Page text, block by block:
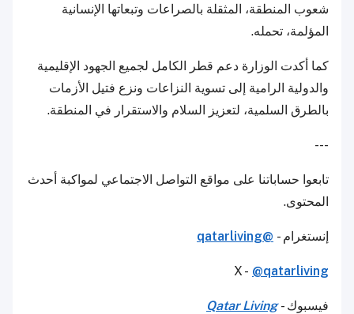
شعوب المنطقة، المثقلة بالصراعات وتبعاتها الإنسانية
المؤلمة، تحمله.
كما أكدت الوزارة دعم قطر الكامل لجميع الجهود الإقليمية
والدولية الرامية إلى تسوية النزاعات ونزع فتيل الأزمات
بالطرق السلمية، لتعزيز السلام والاستقرار في المنطقة.
---
تابعوا حساباتنا على مواقع التواصل الاجتماعي لمواكبة أحدث
المحتوى.
إنستغرام - @qatarliving
X - @qatarliving
فيسبوك -Qatar Living